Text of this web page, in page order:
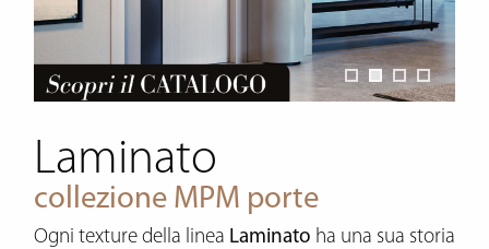
Laminato
collezione MPM porte
Ogni texture della linea Laminato ha una sua storia